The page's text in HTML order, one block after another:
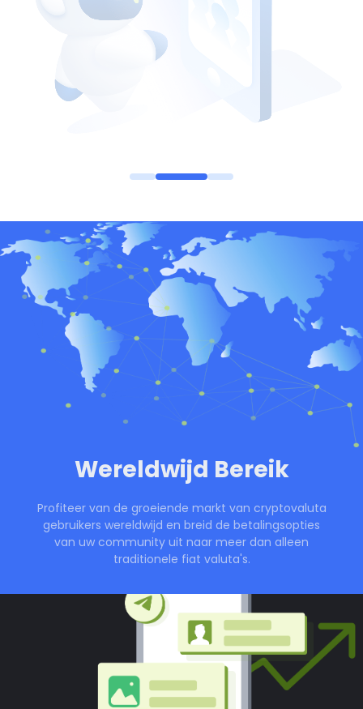
Wereldwijd Bereik
Profiteer van de groeiende markt van cryptovaluta
gebruikers wereldwijd en breid de betalingsopties
van uw community uit naar meer dan alleen
traditionele fiat valuta's.